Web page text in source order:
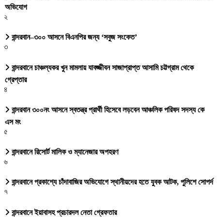
অভিযোগ
২
বান্দরবান–৩০০ আসনে বিএনপির জন্য ‘সবুজ সংকেত’
৩
বান্দরবানে চাঞ্চল্যকর খুন মামলায় যাবজ্জীবন সাজাপ্রাপ্ত আসামি চট্টগ্রাম থেকে
গ্রেপ্তার
৪
বান্দরবান ৩০০নং আসনে স্বতন্ত্র প্রার্থী হিসেবে লড়বেন আঞ্চলিক পরিষদ সদস্য কে
এস মং
৫
বান্দরবানে রিসোর্ট মালিক ও ম্যানেজার অপহরণ
৬
বান্দরবানে প্রকাশ্যে চাঁদাবাজির অভিযোগে স্থানীয়দের হতে যুবক আটক, পুলিশে সোপর্দ
৭
বান্দরবানে ইয়াবাসহ প্রচারদল নেতা গ্রেফতার